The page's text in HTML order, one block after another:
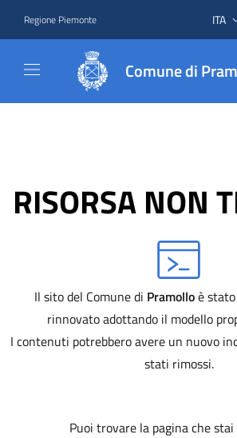
Regione Piemonte ITA
Comune di
RISORSA NON
Il sito del Comune di Pramolloè
rinnovato adottando il modello
I contenuti potrebbero avere un nuovo
stati rimossi.
Puoi trovare la pagina che stai